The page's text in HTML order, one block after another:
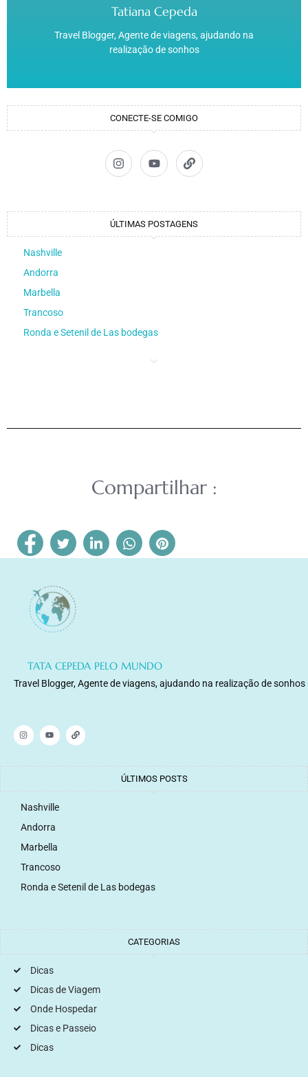
Tatiana Cepeda
Travel Blogger, Agente de viagens, ajudando na
realização de sonhos
CONECTE-SE COMIGO
ÚLTIMAS POSTAGENS
Nashville
Andorra
Marbella
Trancoso
Ronda e Setenil de Las bodegas
Compartilhar :
TATA CEPEDA PELO MUNDO
Travel Blogger, Agente de viagens, ajudando na realização de sonhos
ÚLTIMOS POSTS
Nashville
Andorra
Marbella
Trancoso
Ronda e Setenil de Las bodegas
CATEGORIAS
Dicas
Dicas de Viagem
Onde Hospedar
Dicas e Passeio
Dicas